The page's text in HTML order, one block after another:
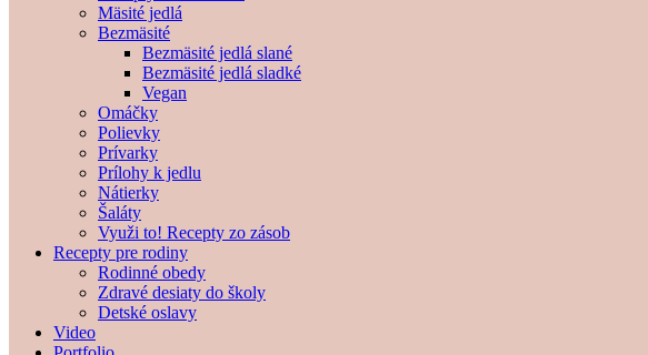
Mäsité jedlá
Bezmäsité
Bezmäsité jedlá slané
Bezmäsité jedlá sladké
Vegan
Omáčky
Polievky
Prívarky
Prílohy k jedlu
Nátierky
Šaláty
Využi to! Recepty zo zásob
Recepty pre rodiny
Rodinné obedy
Zdravé desiaty do školy
Detské oslavy
Video